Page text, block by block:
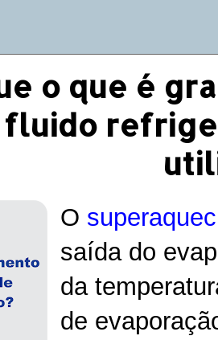
o que é
O
saída do
da
de